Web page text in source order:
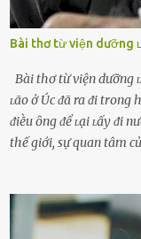
Bài thơ từ viện dưỡng
Bài thơ từ viện dưỡng
ʟão ở Úc ᵭã ra ᵭi trong
ᵭiḕu ȏng ᵭể ʟại ʟấy ᵭi
thế giới, sự quan tâm
tuổi bị cuốn theo xu
bên cạnh vô tình bị